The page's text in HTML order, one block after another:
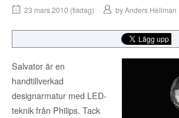
23 mars 2010 (tisdag) byAnders Hellman
Salvator är en
handtillverkad
designarmatur med LED-
teknik från Philips. Tack